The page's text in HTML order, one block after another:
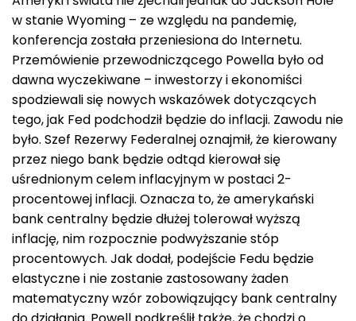
w stanie Wyoming – ze względu na pandemię,
konferencja została przeniesiona do Internetu.
Przemówienie przewodniczącego Powella było od
dawna wyczekiwane – inwestorzy i ekonomiści
spodziewali się nowych wskazówek dotyczących
tego, jak Fed podchodził będzie do inflacji. Zawodu nie
było. Szef Rezerwy Federalnej oznajmił, że kierowany
przez niego bank będzie odtąd kierował się
uśrednionym celem inflacyjnym w postaci 2-
procentowej inflacji. Oznacza to, że amerykański
bank centralny będzie dłużej tolerował wyższą
inflację, nim rozpocznie podwyższanie stóp
procentowych. Jak dodał, podejście Fedu będzie
elastyczne i nie zostanie zastosowany żaden
matematyczny wzór zobowiązujący bank centralny